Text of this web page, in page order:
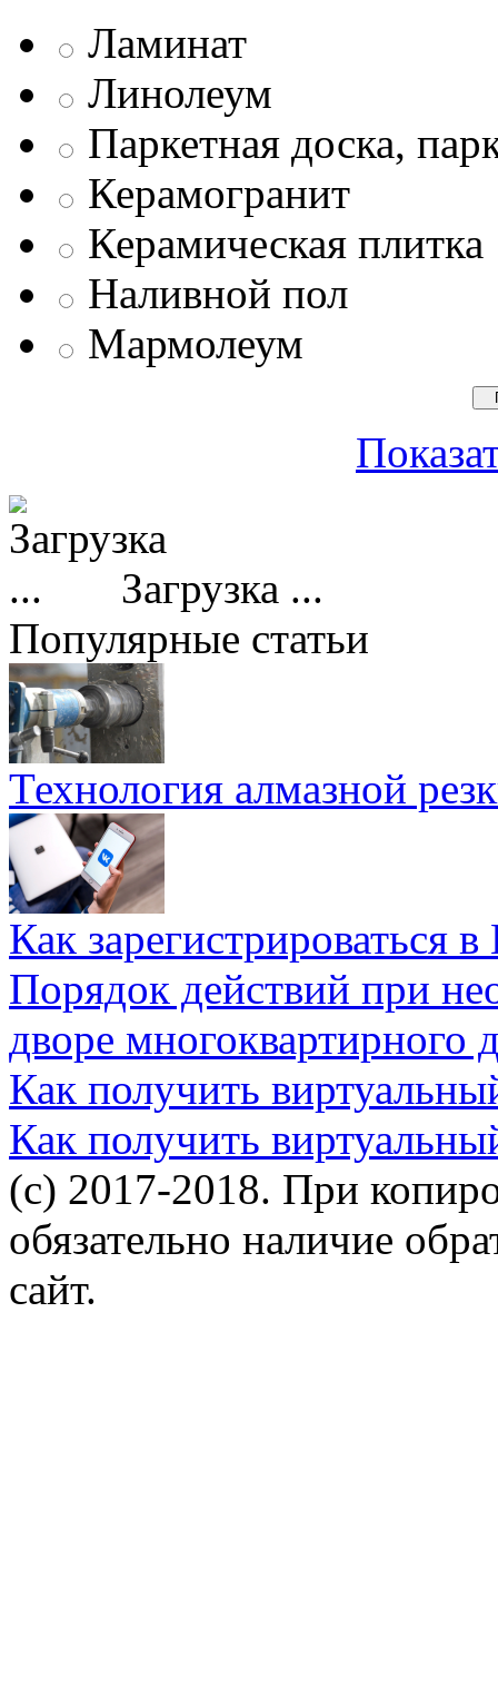
Ламинат
Линолеум
Паркетная доска,
Керамогранит
Керамическая плитка
Наливной пол
Мармолеум
Загрузка ...
Популярные статьи
Технология алмазной
Как зарегистрироваться
Порядок действий при
дворе многоквартирного
Как получить
Как получить
(c) 2017-2018. При
обязательно наличие
сайт.